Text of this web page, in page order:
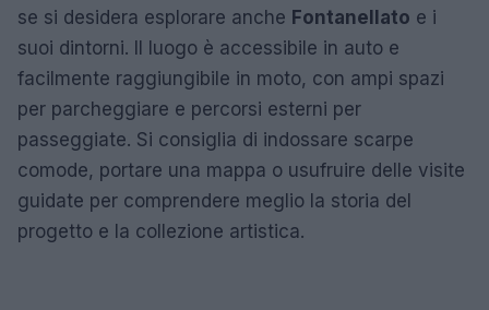
se si desidera esplorare anche Fontanellato e i
suoi dintorni. Il luogo è accessibile in auto e
facilmente raggiungibile in moto, con ampi spazi
per parcheggiare e percorsi esterni per
passeggiate. Si consiglia di indossare scarpe
comode, portare una mappa o usufruire delle visite
guidate per comprendere meglio la storia del
progetto e la collezione artistica.